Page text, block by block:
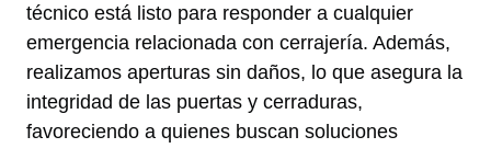
técnico está listo para responder a cualquier
emergencia relacionada con cerrajería. Además,
realizamos aperturas sin daños, lo que asegura la
integridad de las puertas y cerraduras,
favoreciendo a quienes buscan soluciones